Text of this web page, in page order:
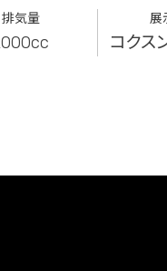
排気量 展
コクス